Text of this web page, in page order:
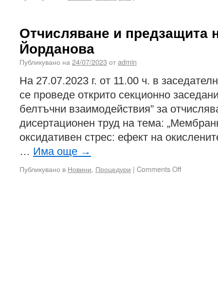
Отчисляване и предзащита
Йорданова
Публикувано на 24/07/2023 отadmin
На 27.07.2023 г. от 11.00 ч. в
се проведе открито секционно
белтъчни взаимодействия” за
дисертационен труд на тема:
оксидативен стрес: eфект на
… Има още →
Публикувано в Новини, Процедури | Comments Off